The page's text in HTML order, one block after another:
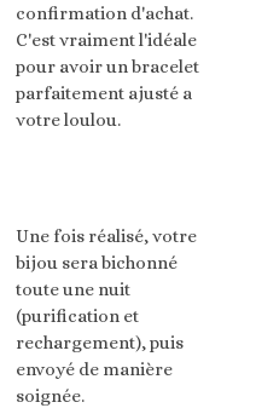
confirmation d'achat.
C'est vraiment l'idéale
pour avoir un bracelet
parfaitement ajusté a
votre loulou.
Une fois réalisé, votre
bijou sera bichonné
toute une nuit
(purification et
rechargement), puis
envoyé de manière
soignée.